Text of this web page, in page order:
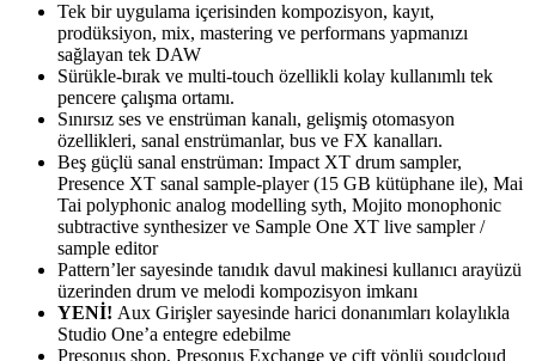
Tek bir uygulama içerisinden kompozisyon, kayıt,
prodüksiyon, mix, mastering ve performans yapmanızı
sağlayan tek DAW
Sürükle-bırak ve multi-touch özellikli kolay kullanımlı tek
pencere çalışma ortamı.
Sınırsız ses ve enstrüman kanalı, gelişmiş otomasyon
özellikleri, sanal enstrümanlar, bus ve FX kanalları.
Beş güçlü sanal enstrüman: Impact XT drum sampler,
Presence XT sanal sample-player (15 GB kütüphane ile), Mai
Tai polyphonic analog modelling syth, Mojito monophonic
subtractive synthesizer ve Sample One XT live sampler /
sample editor
Pattern’ler sayesinde tanıdık davul makinesi kullanıcı arayüzü
üzerinden drum ve melodi kompozisyon imkanı
YENİ! Aux Girişler sayesinde harici donanımları kolaylıkla
Studio One’a entegre edebilme
Presonus shop, Presonus Exchange ve çift yönlü soudcloud